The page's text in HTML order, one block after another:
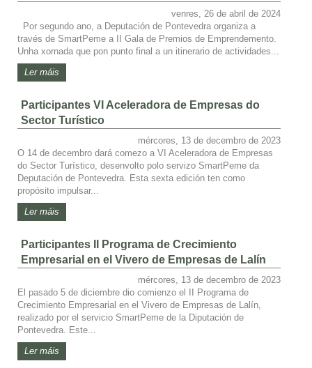
venres, 26 de abril de 2024
Por segundo ano, a Deputación de Pontevedra organiza a
través de SmartPeme a II Gala de Premios de Emprendemento.
Unha xornada que pon punto final a un itinerario de actividades...
Ler máis
Participantes VI Aceleradora de Empresas do
Sector Turístico
mércores, 13 de decembro de 2023
O 14 de decembro dará comezo a VI Aceleradora de Empresas
do Sector Turístico, desenvolto polo servizo SmartPeme da
Deputación de Pontevedra. Esta sexta edición ten como
propósito impulsar...
Ler máis
Participantes II Programa de Crecimiento
Empresarial en el Vivero de Empresas de Lalín
mércores, 13 de decembro de 2023
El pasado 5 de diciembre dio comienzo el II Programa de
Crecimiento Empresarial en el Vivero de Empresas de Lalín,
realizado por el servicio SmartPeme de la Diputación de
Pontevedra. Este...
Ler máis